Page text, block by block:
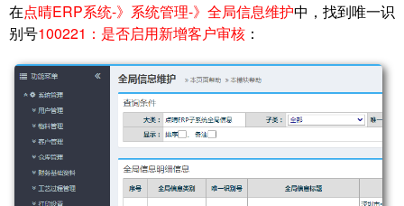
在点晴ERP系统-》系统管理-》全局信息维护中，找到唯一识
别号100221：是否启用新增客户审核 ：